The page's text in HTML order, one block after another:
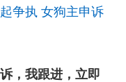
争执 女狗主申诉
，我跟进，立即